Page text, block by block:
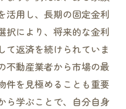
活用し、長期の固定金利
択により、将来的な金利
て返済を続けられていま
不動産業者から市場の最
件を見極めることも重要
ら学ぶことで、自分自身